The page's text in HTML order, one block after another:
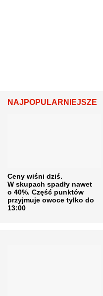
NAJPOPULARNIEJSZE
Ceny wiśni dziś.
W skupach spadły nawet
o 40%. Część punktów
przyjmuje owoce tylko do
13:00